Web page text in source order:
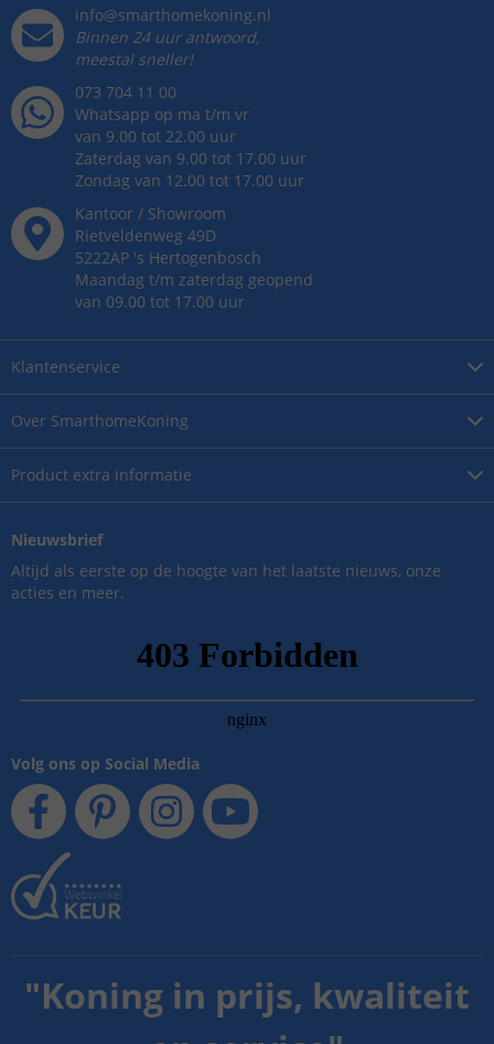
Over SmarthomeKoning
Product extra informatie
Klantenservice
info@smarthomekoning.nl
Binnen 24 uur antwoord,
meestal sneller!
073 704 11 00
Whatsapp op ma t/m vr
van 9.00 tot 22.00 uur
Zaterdag van 9.00 tot 17.00 uur
Zondag van 12.00 tot 17.00 uur
Kantoor / Showroom
Rietveldenweg 49D
5222AP 's Hertogenbosch
Maandag t/m zaterdag geopend
van 09.00 tot 17.00 uur
Nieuwsbrief
Altijd als eerste op de hoogte van het laatste nieuws, onze
acties en meer.
Volg ons op Social Media
"Koning in prijs, kwaliteit